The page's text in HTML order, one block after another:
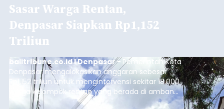
Sasar Warga Rentan,
Denpasar Siapkan Rp1,152
Triliun
balitribune.co.id I Denpasar - Pemerintah Kota
Denpasar mengalokasikan anggaran sebesar
Rp1,152 triliun untuk mengintervensi sekitar 18.000
warga kelompok rentan yang berada di ambang
garis kemiskinan. Langkah strategis ini diambil